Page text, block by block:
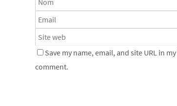
Save my name, email, and site URL in
comment.